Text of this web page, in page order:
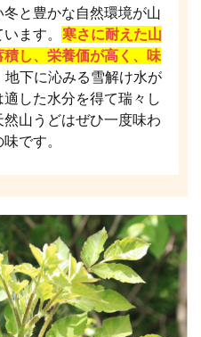
と豊かな自然環境が山
ます。 寒さに耐えた山
し、栄養価が高く、味
地下に沁みる雪解け水が
した水分を得て瑞々し
山うどはぜひ一度味わ
です。